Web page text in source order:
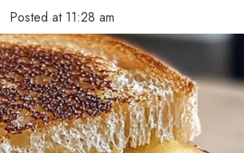
Posted at 11:28 am